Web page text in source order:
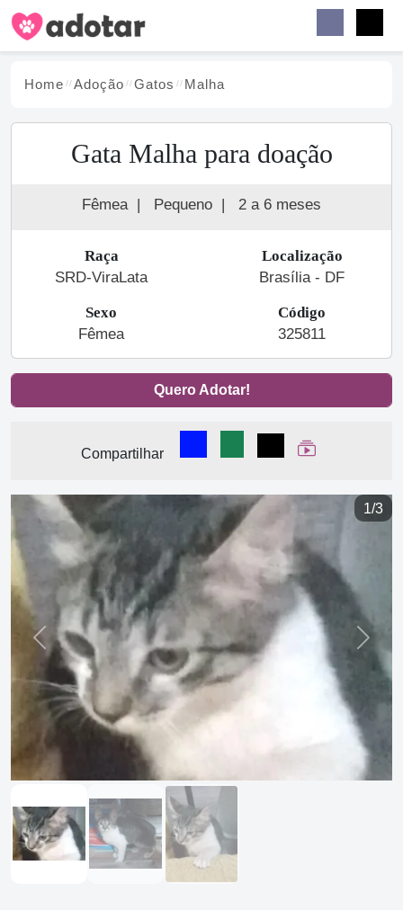
Home Adoção Gatos Malha
Gata Malha para doação
Fêmea | Pequeno | 2 a 6 meses
Raça
SRD-ViraLata
Localização
Brasília - DF
Sexo
Fêmea
Código
325811
Quero Adotar!
Compartilhar
Compartilhar no Facebook
Compartilhar no
Compartilhar
Ver Web Story
1/3
Previous Next